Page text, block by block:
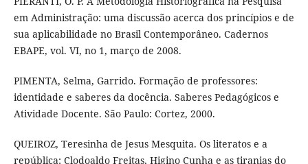
em Administração: uma discussão acerca dos princípios e de
sua aplicabilidade no Brasil Contemporâneo. Cadernos
EBAPE, vol. VI, no 1, março de 2008.
PIMENTA, Selma, Garrido. Formação de professores:
identidade e saberes da docência. Saberes Pedagógicos e
Atividade Docente. São Paulo: Cortez, 2000.
QUEIROZ, Teresinha de Jesus Mesquita. Os literatos e a
república: Clodoaldo Freitas, Higino Cunha e as tiranias do